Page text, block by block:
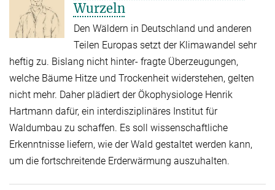
Wurzeln
Den Wäldern in Deutschland und anderen
Teilen Europas setzt der Klimawandel sehr
heftig zu. Bislang nicht hinter- fragte Überzeugungen,
welche Bäume Hitze und Trockenheit widerstehen, gelten
nicht mehr. Daher plädiert der Ökophysiologe Henrik
Hartmann dafür, ein interdisziplinäres Institut für
Waldumbau zu schaffen. Es soll wissenschaftliche
Erkenntnisse liefern, wie der Wald gestaltet werden kann,
um die fortschreitende Erderwärmung auszuhalten.